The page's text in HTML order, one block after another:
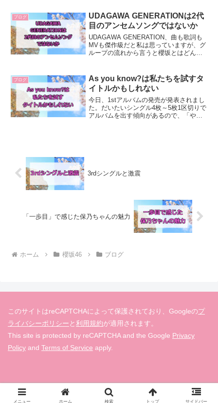
ィーチャーされていた部...
ブログ
UDAGAWA GENERATIONは2代
目のアンセムソングではないか
UDAGAWA GENERATION、曲も歌詞も
MVも傑作級だと私は思っていますが、グ
ループの流れから言うと櫻坂とはどんな
の歴史を簡単におさらいしましょう。今
までの楽曲...
ブログ
As you know?は私たちを試すタ
イトルかもしれない
今日、1stアルバムの発売が発表されまし
た。だいたいシングル4枚～5枚1区切りで
アルバムを出す傾向があるので、「やっ
3rdシングルと激震
「一歩目」で感じた保乃ちゃんの魅力
ホーム 櫻坂46 ブログ
このサイトはreCAPTCHAによって保護されており、Googleのプ
ライバシーポリシーと利用規約が適用されます。
This site is protected by reCAPTCHA and the Google Privacy
Policy and Terms of Service apply.
© 2019-2026 欅の先は櫻花爛漫.
メニュー ホーム 検索 トップ サイドバー